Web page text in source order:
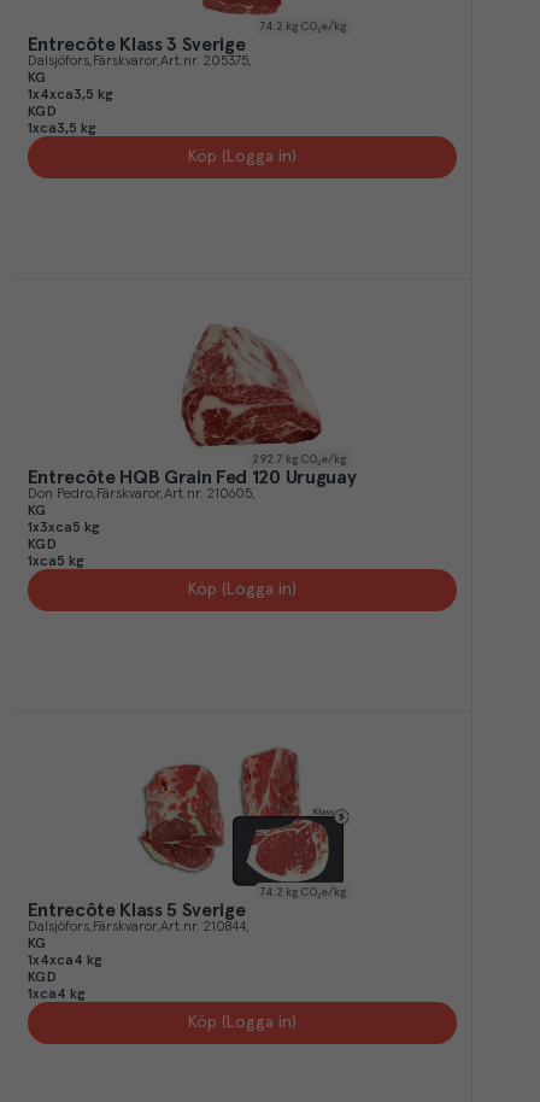
74.2 kg CO₂e/kg
Entrecôte Klass 3 Sverige
Dalsjöfors Färskvaror Art.nr. 205375
KG
1x4xca3,5 kg
KGD
1xca3,5 kg
Köp (Logga in)
292.7 kg CO₂e/kg
Entrecôte HQB Grain Fed 120 Uruguay
Don Pedro Färskvaror Art.nr. 210605
KG
1x3xca5 kg
KGD
1xca5 kg
Köp (Logga in)
74.2 kg CO₂e/kg
Entrecôte Klass 5 Sverige
Dalsjöfors Färskvaror Art.nr. 210844
KG
1x4xca4 kg
KGD
1xca4 kg
Köp (Logga in)